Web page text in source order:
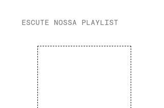
ESCUTE NOSSA PLAYLIST